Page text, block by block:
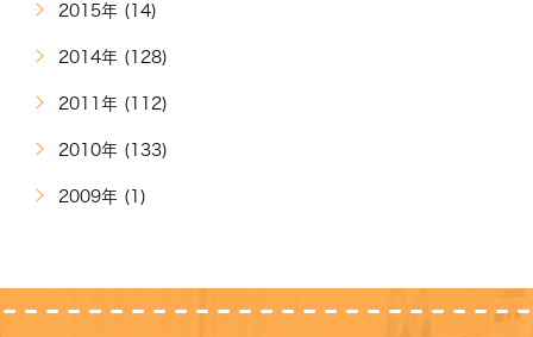
2015年 (14)
2014年 (128)
2011年 (112)
2010年 (133)
2009年 (1)